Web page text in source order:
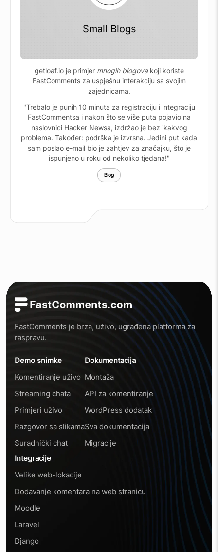
Small Blogs
getloaf.io je primjer mnogih blogovakoji koriste
FastComments za uspješnu interakciju sa svojim
zajednicama.
"Trebalo je punih 10 minuta za registraciju i integraciju
FastCommentsa i nakon što se više puta pojavio na
naslovnici Hacker Newsa, izdržao je bez ikakvog
problema. Također: podrška je izvrsna. Jedini put kada
sam poslao e-mail bio je zahtjev za značajku, što je
ispunjeno u roku od nekoliko tjedana!"
Blog
FastComments je brza, uživo, ugrađena platforma za
raspravu.
Demo snimke
Komentiranje uživo
Streaming chata
Primjeri uživo
Razgovor sa slikama
Suradnički chat
Dokumentacija
Montaža
API za komentiranje
WordPress dodatak
Sva dokumentacija
Migracije
Integracije
Velike web-lokacije
Dodavanje komentara na web stranicu
Moodle
Laravel
Django